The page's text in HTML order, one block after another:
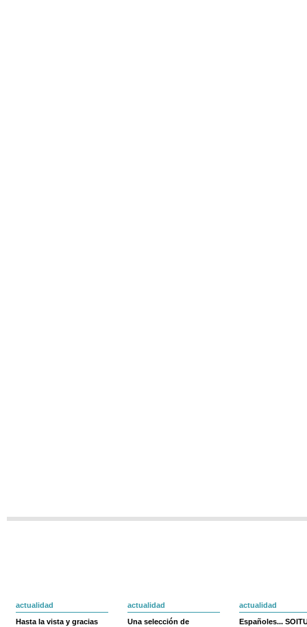
actualidad
Hasta la vista y gracias
actualidad
Una selección de
actualidad
Españoles...